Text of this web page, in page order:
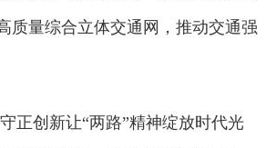
质量综合立体交通网，推动交通强
正创新让“两路”精神绽放时代光